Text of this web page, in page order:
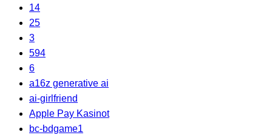
14
25
3
594
6
a16z generative ai
ai-girlfriend
Apple Pay Kasinot
bc-bdgame1